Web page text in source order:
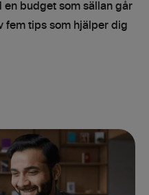
en budget som sällan går
fem tips som hjälper dig